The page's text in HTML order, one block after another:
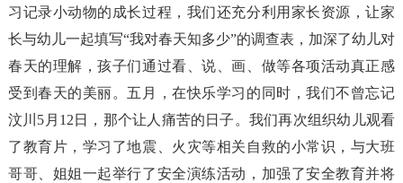
习记录小动物的成长过程，我们还充分利用家长资源，让家
长与幼儿一起填写“我对春天知多少”的调查表，加深了幼儿对
春天的理解，孩子们通过看、说、画、做等各项活动真正感
受到春天的美丽。五月，在快乐学习的同时，我们不曾忘记
汶川5月12日，那个让人痛苦的日子。我们再次组织幼儿观看
了教育片，学习了地震、火灾等相关自救的小常识，与大班
哥哥、姐姐一起举行了安全演练活动，加强了安全教育并将